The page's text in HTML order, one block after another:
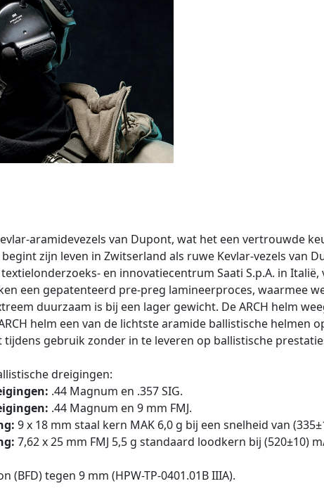
aramidevezels van Dupont, wat het een vertrouwde
zijn leven in Zwitserland als ruwe Kevlar-vezels van
en innovatiecentrum Saati S.p.A. in
een gepatenteerd pre-preg lamineerproces, waarmee
duurzaam is bij een lager gewicht. De ARCH helm
helm een van de lichtste aramide ballistische helmen
gebruik zonder in te leveren op ballistische
dreigingen:
.44 Magnum en .357 SIG.
.44 Magnum en 9 mm FMJ.
9 x 18 mm staal kern MAK 6,0 g bij een snelheid van
7,62 x 25 mm FMJ 5,5 g standaard loodkern bij (520±10)
tegen 9 mm (HPW-TP-0401.01B IIIA).